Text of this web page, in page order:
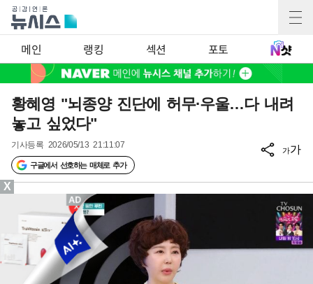
메인 랭킹 섹션 포토
황혜영 "뇌종양 진단에 허무·우울…다 내려
놓고 싶었다"
기사등록 2026/05/13 21:11:07
구글에서 선호하는 매체로 추가
가가
X